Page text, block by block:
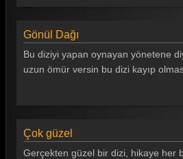
Gönül Dağı 48. Bölüm
Gönül Dağı 47. Bölüm
Gönül Dağı 44. Bölüm
Gönül Dağı
Bu diziyi yapan oynayan yönetene
uzun ömür versin bu dizi kayıp
Çok güzel
Gerçekten güzel bir dizi, hikaye her